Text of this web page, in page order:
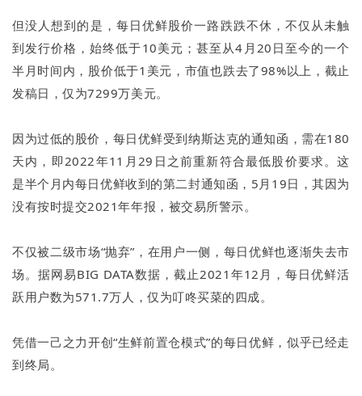
但没人想到的是，每日优鲜股价一路跌跌不休，不仅从未触
到发行价格，始终低于10美元；甚至从4月20日至今的一个
半月时间内，股价低于1美元，市值也跌去了98%以上，截止
发稿日，仅为7299万美元。
因为过低的股价，每日优鲜受到纳斯达克的通知函，需在180
天内，即2022年11月29日之前重新符合最低股价要求。这
是半个月内每日优鲜收到的第二封通知函，5月19日，其因为
没有按时提交2021年年报，被交易所警示。
不仅被二级市场“抛弃”，在用户一侧，每日优鲜也逐渐失去市
场。据网易BIG DATA数据，截止2021年12月，每日优鲜活
跃用户数为571.7万人，仅为叮咚买菜的四成。
凭借一己之力开创“生鲜前置仓模式”的每日优鲜，似乎已经走
到终局。